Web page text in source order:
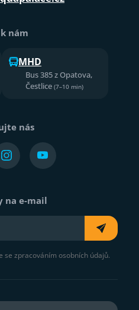
k nám
MHD
Bus 385 z Opatova,
Čestlice (7–10 min)
nás
na e-mail
se zpracováním osobních údajů.